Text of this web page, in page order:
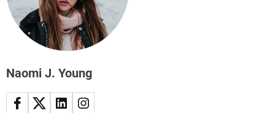
Naomi J. Young